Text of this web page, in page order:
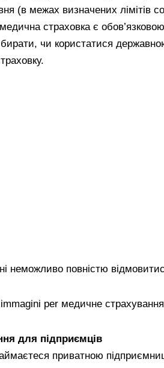
(в межах визначених лімітів
страховка є
чи користатися
неможливо повністю
для підприємців
приватною